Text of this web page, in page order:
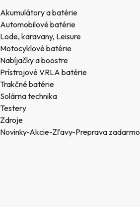
Akumulátory a batérie
Automobilové batérie
Lode, karavany, Leisure
Motocyklové batérie
Nabíjačky a boostre
Prístrojové VRLA batérie
Trakčné batérie
Solárna technika
Testery
Zdroje
Novinky-Akcie-Zľavy-Preprava zadarmo